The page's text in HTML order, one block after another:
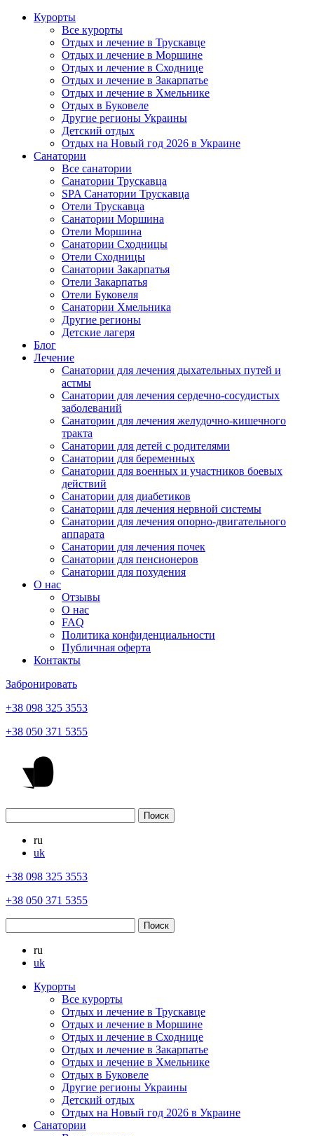
Курорты
Все курорты
Отдых и лечение в Трускавце
Отдых и лечение в Моршине
Отдых и лечение в Сходнице
Отдых и лечение в Закарпатье
Отдых и лечение в Хмельнике
Отдых в Буковеле
Другие регионы Украины
Детский отдых
Отдых на Новый год 2026 в Украине
Санатории
Все санатории
Санатории Трускавца
SPA Санатории Трускавца
Отели Трускавца
Санатории Моршина
Отели Моршина
Санатории Сходницы
Отели Сходницы
Санатории Закарпатья
Отели Закарпатья
Отели Буковеля
Санатории Хмельника
Другие регионы
Детские лагеря
Блог
Лечение
Санатории для лечения дыхательных путей и
астмы
Санатории для лечения сердечно-сосудистых
заболеваний
Санатории для лечения желудочно-кишечного
тракта
Санатории для детей с родителями
Санатории для беременных
Санатории для военных и участников боевых
действий
Санатории для диабетиков
Санатории для лечения нервной системы
Санатории для лечения опорно-двигательного
аппарата
Санатории для лечения почек
Санатории для пенсионеров
Санатории для похудения
О нас
Отзывы
О нас
FAQ
Политика конфиденциальности
Публичная оферта
Контакты
Забронировать
+38 098 325 3553
+38 050 371 5355
ru
uk
+38 098 325 3553
+38 050 371 5355
ru
uk
Курорты
Все курорты
Отдых и лечение в Трускавце
Отдых и лечение в Моршине
Отдых и лечение в Сходнице
Отдых и лечение в Закарпатье
Отдых и лечение в Хмельнике
Отдых в Буковеле
Другие регионы Украины
Детский отдых
Отдых на Новый год 2026 в Украине
Санатории